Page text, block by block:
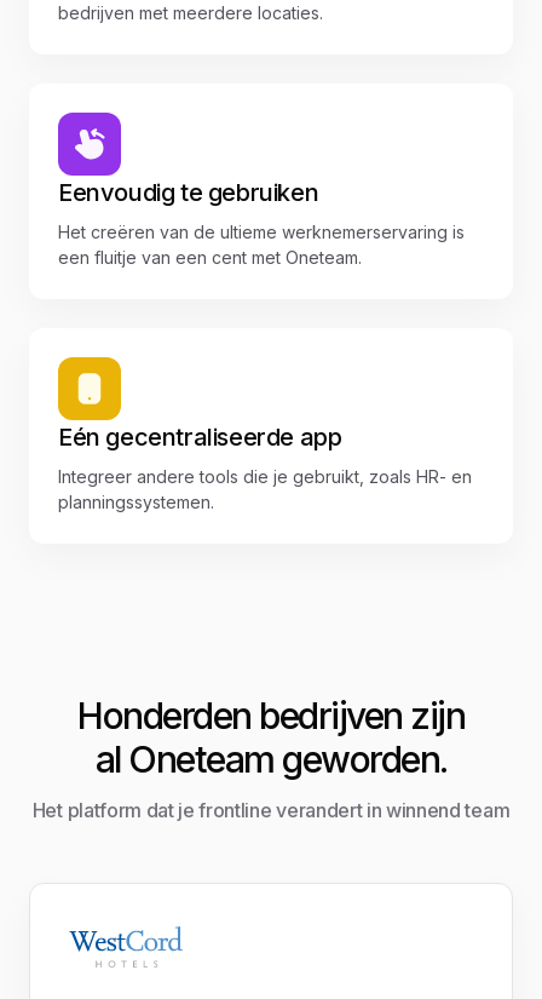
bedrijven met meerdere locaties.
Eenvoudig te gebruiken
Het creëren van de ultieme werknemerservaring is
een fluitje van een cent met Oneteam.
Eén gecentraliseerde app
Integreer andere tools die je gebruikt, zoals HR- en
planningssystemen.
Honderden bedrijven zijn
al Oneteam geworden.
Het platform dat je frontline verandert in winnend team